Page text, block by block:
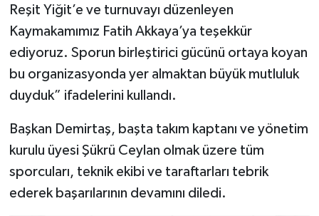
Reşit Yiğit’e ve turnuvayı düzenleyen
Kaymakamımız Fatih Akkaya’ya teşekkür
ediyoruz. Sporun birleştirici gücünü ortaya koyan
bu organizasyonda yer almaktan büyük mutluluk
duyduk” ifadelerini kullandı.
Başkan Demirtaş, başta takım kaptanı ve yönetim
kurulu üyesi Şükrü Ceylan olmak üzere tüm
sporcuları, teknik ekibi ve taraftarları tebrik
ederek başarılarının devamını diledi.